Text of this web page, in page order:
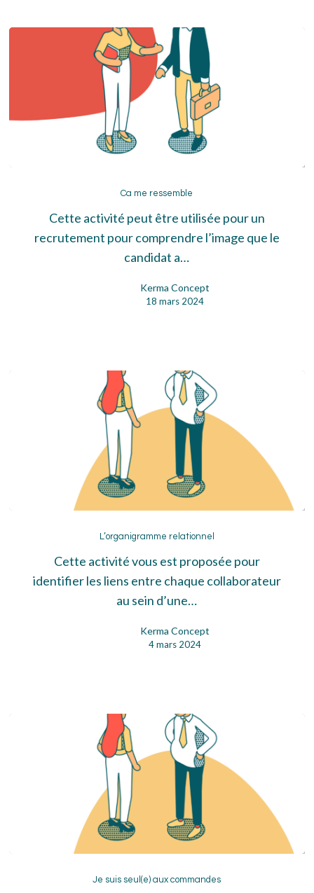
me
ressemble
Ca me ressemble
Cette activité peut être utilisée pour un
recrutement pour comprendre l’image que le
candidat a…
Kerma Concept
18 mars 2024
relationnel
L’organigramme relationnel
Cette activité vous est proposée pour
identifier les liens entre chaque collaborateur
au sein d’une…
Kerma Concept
4 mars 2024
suis
Je suis seul(e) aux commandes